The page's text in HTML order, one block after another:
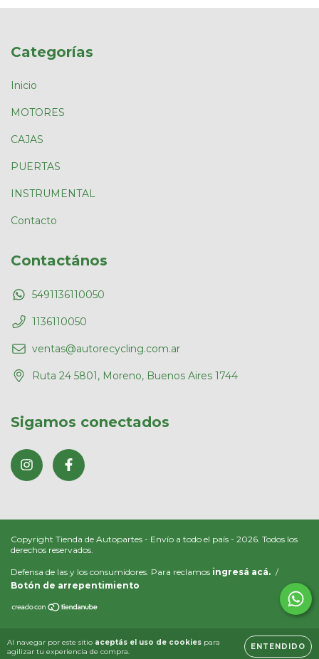
Al navegar por este sitio aceptás el uso de cookies para
agilizar tu experiencia de compra.
ENTENDIDO
Categorías
Inicio
MOTORES
CAJAS
PUERTAS
INSTRUMENTAL
Contacto
Contactános
5491136110050
1136110050
ventas@autorecycling.com.ar
Ruta 24 5801, Moreno, Buenos Aires 1744
Sigamos conectados
Copyright Tienda de Autopartes - Envío a todo el país - 2026. Todos los
derechos reservados.
Defensa de las y los consumidores. Para reclamos ingresá acá. /
Botón de arrepentimiento